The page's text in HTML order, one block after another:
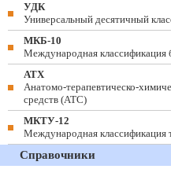
УДК
Универсальный десятичный
МКБ-10
Международная классификация
АТХ
Анатомо-терапевтическо-
средств (ATC)
МКТУ-12
Международная классификация
Справочники